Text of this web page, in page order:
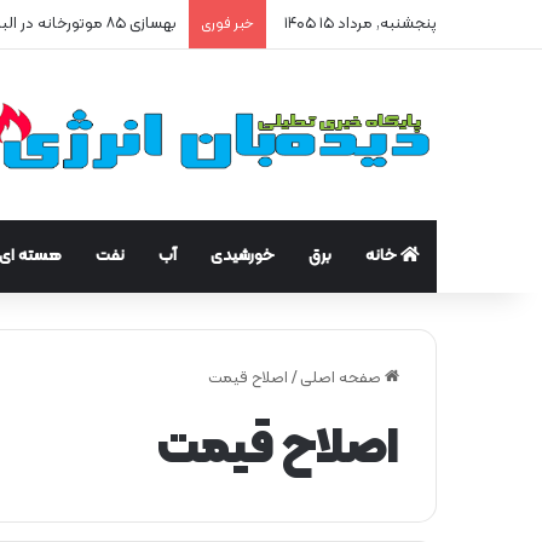
پنجشنبه, مرداد ۱۵ ۱۴۰۵ خبر فوری بهسازی ۸۵ موتورخانه در البرز/ صرفه‌جویی ۲۵۰ هزار مترمکعبی گاز در سه ماه
خانه برق خورشیدی آب نفت هسته ای
صفحه اصلی / اصلاح قیمت
اصلاح قیمت